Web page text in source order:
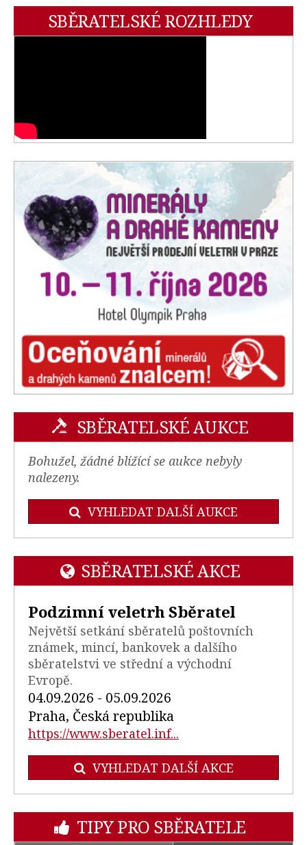
SBĚRATELSKÉ ROZHLEDY
SBĚRATELSKÉ AUKCE
Bohužel, žádné blížící se aukce nebyly
nalezeny.
VYHLEDAT DALŠÍ AUKCE
SBĚRATELSKÉ AKCE
Podzimní veletrh Sběratel
Největší setkání sběratelů poštovních
známek, mincí, bankovek a dalšího
sběratelstvi ve střední a východní
Evropě.
04.09.2026 - 05.09.2026
Praha, Česká republika
https://www.sberatel.inf...
VYHLEDAT DALŠÍ AKCE
TIPY PRO SBĚRATELE